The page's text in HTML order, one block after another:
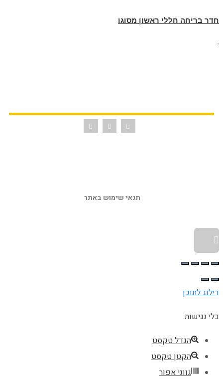
חדר בריחה חללי ראשון מסוגו
.
תנאי שימוש באתר
דילוג לתוכן
כלי נגישות
הגדל טקסט
הקטן טקסט
גווני אפור